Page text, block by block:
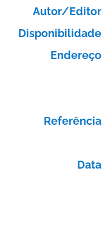
Autor/Editor
Disponibilidade
Endereço
Referência
Data